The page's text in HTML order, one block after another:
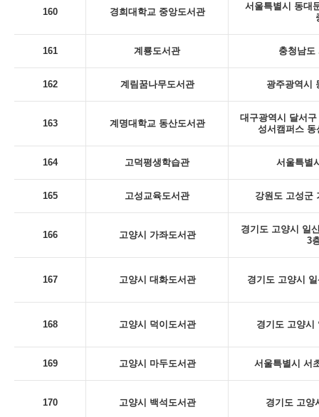
160 경희대학교 중앙도서관
서울특별시 동대
161 계룡도서관 충청남도
162 계림꿈나무도서관 광주광역시
163 계명대학교 동산도서관
대구광역시 달서
성서캠퍼스 동
164 고덕평생학습관 서울특별
165 고성교육도서관 강원도 고성군
166 고양시 가좌도서관
경기도 고양시 일
3
167 고양시 대화도서관 경기도 고양시
168 고양시 덕이도서관 경기도 고양시
169 고양시 마두도서관 서울특별시 서
170 고양시 백석도서관 경기도 고양